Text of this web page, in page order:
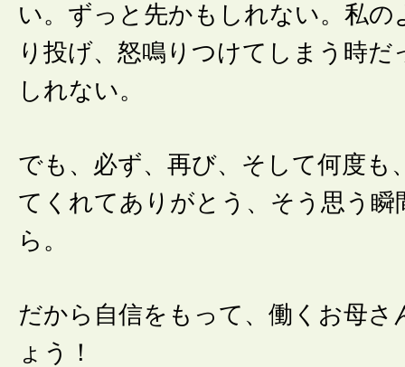
い。ずっと先かもしれない。私の
り投げ、怒鳴りつけてしまう時だ
しれない。
でも、必ず、再び、そして何度も
てくれてありがとう、そう思う瞬
ら。
だから自信をもって、働くお母さ
ょう！